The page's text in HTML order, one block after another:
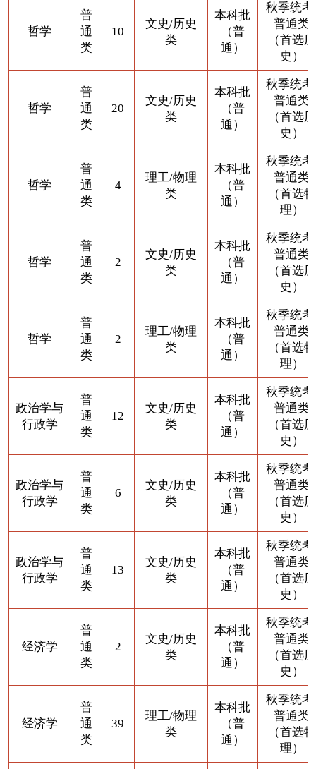
哲学
普
通
类
10
文史/历史
类
本科批
（普
通）
秋季统
普通类
（首选历
史）
哲学
普
通
类
20
文史/历史
类
本科批
（普
通）
秋季统
普通类
（首选历
史）
哲学
普
通
类
4
理工/物理
类
本科批
（普
通）
秋季统
普通类
（首选物
理）
哲学
普
通
类
2
文史/历史
类
本科批
（普
通）
秋季统
普通类
（首选历
史）
哲学
普
通
类
2
理工/物理
类
本科批
（普
通）
秋季统
普通类
（首选物
理）
政治学与
行政学
普
通
类
12
文史/历史
类
本科批
（普
通）
秋季统
普通类
（首选历
史）
政治学与
行政学
普
通
类
6
文史/历史
类
本科批
（普
通）
秋季统
普通类
（首选历
史）
政治学与
行政学
普
通
类
13
文史/历史
类
本科批
（普
通）
秋季统
普通类
（首选历
史）
经济学
普
通
类
2
文史/历史
类
本科批
（普
通）
秋季统
普通类
（首选历
史）
经济学
普
通
类
39
理工/物理
类
本科批
（普
通）
秋季统
普通类
（首选物
理）